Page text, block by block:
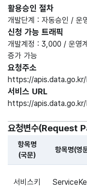
활용승인 절차
개발단계 : 자동승인 / 운
신청 가능 트래픽
개발계정 : 3,000 / 운영
증가 가능
요청주소
https://
서비스 URL
https://
요청변수(Request
항목명
(국문)
항목명(영
서비스키